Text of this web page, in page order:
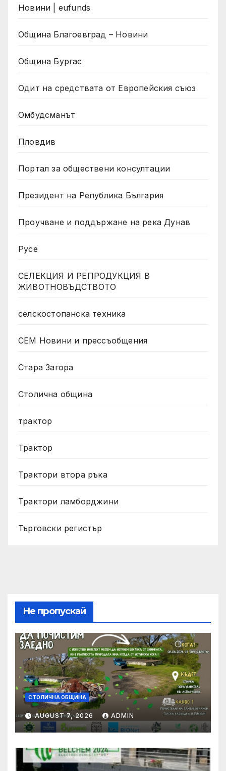
Новини | eufunds
Община Благоевград – Новини
Община Бургас
Одит на средствата от Европейския съюз
Омбудсманът
Пловдив
Портал за обществени консултации
Президент на Република България
Проучване и поддържане на река Дунав
Русе
СЕЛЕКЦИЯ И РЕПРОДУКЦИЯ В
ЖИВОТНОВЪДСТВОТО
селскостопанска техника
СЕМ Новини и прессъобщения
Стара Загора
Столична община
трактор
Трактор
Трактори втора ръка
Трактори ламборджини
Търговски регистър
Не пропускай
СТОЛИЧНА ОБЩИНА
AUGUST 7, 2026 ADMIN